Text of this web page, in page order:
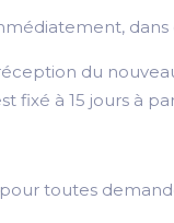
dans
du
fixé à 15 jours à
toutes